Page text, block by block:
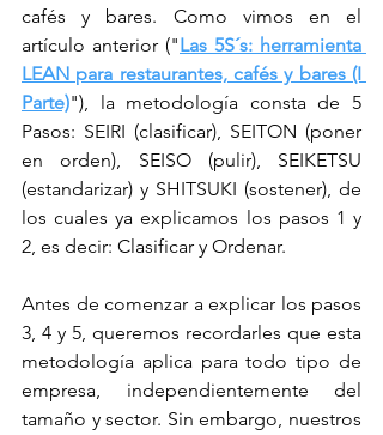
cafés y bares. Como vimos en el
artículo anterior ("Las 5S´s: herramienta
LEAN para restaurantes, cafés y bares (I
Parte)"), la metodología consta de 5
Pasos: SEIRI (clasificar), SEITON (poner
en orden), SEISO (pulir), SEIKETSU
(estandarizar) y SHITSUKI (sostener), de
los cuales ya explicamos los pasos 1 y
2, es decir: Clasificar y Ordenar.
Antes de comenzar a explicar los pasos
3, 4 y 5, queremos recordarles que esta
metodología aplica para todo tipo de
empresa, independientemente del
tamaño y sector. Sin embargo, nuestros